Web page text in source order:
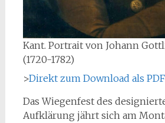
Kant. Portrait von Johann
(1720-1782)
>Direkt zum Download als PDF
Das Wiegenfest des
Aufklärung jährt sich am